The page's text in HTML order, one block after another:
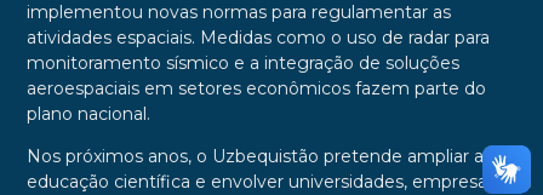
implementou novas normas para regulamentar as
atividades espaciais. Medidas como o uso de radar para
monitoramento sísmico e a integração de soluções
aeroespaciais em setores econômicos fazem parte do
plano nacional.
Nos próximos anos, o Uzbequistão pretende ampliar a
educação científica e envolver universidades, empresas e